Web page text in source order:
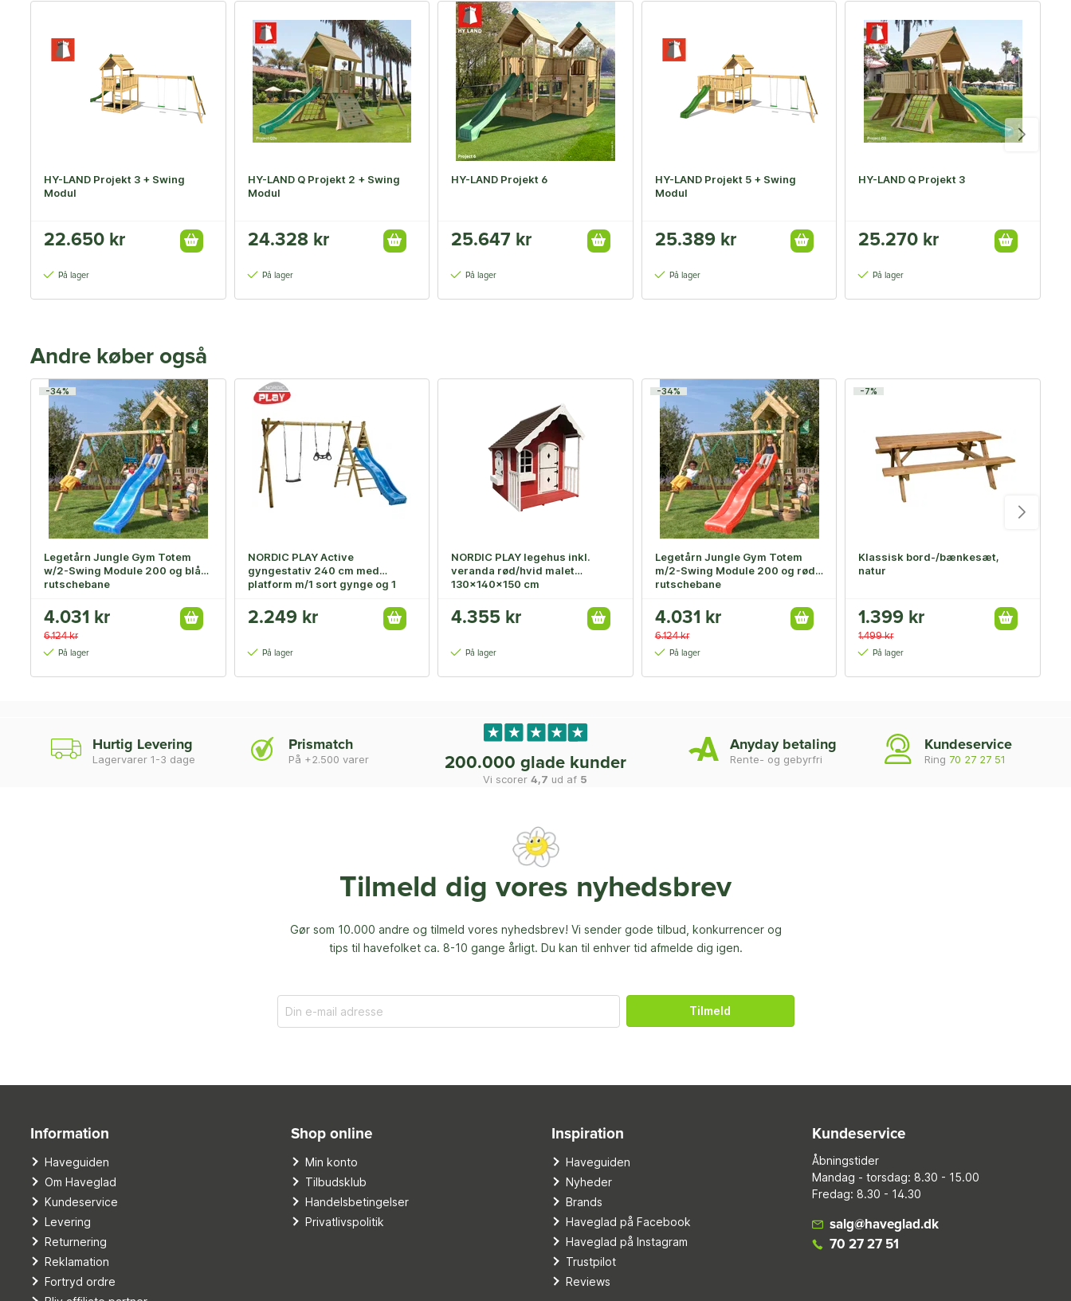
HY-LAND Projekt 3 + Swing
Modul
22.650 kr
På lager
HY-LAND Q Projekt 2 + Swing
Modul
24.328 kr
På lager
HY-LAND Projekt 6
25.647 kr
På lager
HY-LAND Projekt 5 + Swing
Modul
25.389 kr
På lager
HY-LAND Q Projekt 3
25.270 kr
På lager
Andre køber også
-34%
Legetårn Jungle Gym Totem
w/2-Swing Module 200 og blå
rutschebane
4.031 kr
6.124 kr
På lager
NORDIC PLAY Active
gyngestativ 240 cm med
platform m/1 sort gynge og 1
2.249 kr
På lager
NORDIC PLAY legehus inkl.
veranda rød/hvid malet
130x140x150 cm
4.355 kr
På lager
-34%
Legetårn Jungle Gym Totem
m/2-Swing Module 200 og rød
rutschebane
4.031 kr
6.124 kr
På lager
-7%
Klassisk bord-/bænkesæt,
natur
1.399 kr
1.499 kr
På lager
Hurtig Levering
Lagervarer 1-3 dage
Prismatch
På +2.500 varer 200.000 glade kunder
Vi scorer4,7 ud af 5
Anyday betaling
Rente- og gebyrfri
Kundeservice
Ring 70 27 27 51
Tilmeld dig vores nyhedsbrev
Gør som 10.000 andre og tilmeld vores nyhedsbrev! Vi sender gode tilbud, konkurrencer og
tips til havefolket ca. 8-10 gange årligt. Du kan til enhver tid afmelde dig igen.
Tilmeld
Information
Haveguiden
Om Haveglad
Kundeservice
Levering
Returnering
Reklamation
Fortryd ordre
Shop online
Min konto
Tilbudsklub
Handelsbetingelser
Privatlivspolitik
Inspiration
Haveguiden
Nyheder
Brands
Haveglad på Facebook
Haveglad på Instagram
Trustpilot
Reviews
Kundeservice
Åbningstider
Mandag - torsdag: 8.30 - 15.00
Fredag: 8.30 - 14.30
salg@haveglad.dk
70 27 27 51